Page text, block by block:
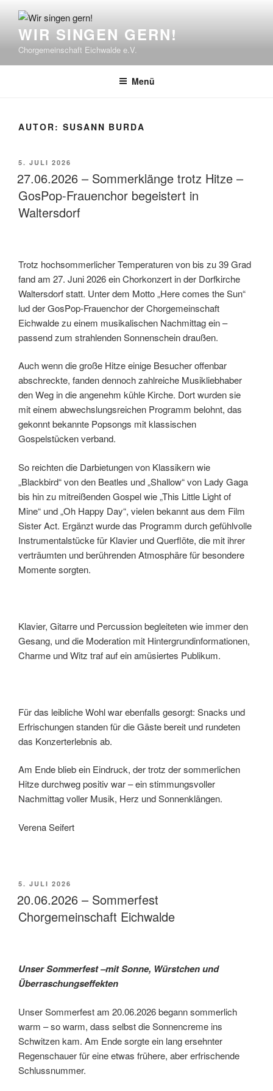
Inhalt
springenWIR SINGEN GERN!
Chorgemeinschaft Eichwalde e.V.
Menü
AUTOR: SUSANN BURDA
VERÖFFENTLICHT
AM
5. JULI 2026
27.06.2026 – Sommerklänge trotz Hitze –
GosPop-Frauenchor begeistert in
Waltersdorf
Trotz hochsommerlicher Temperaturen von bis zu 39 Grad
fand am 27. Juni 2026 ein Chorkonzert in der Dorfkirche
Waltersdorf statt. Unter dem Motto „Here comes the Sun“
lud der GosPop-Frauenchor der Chorgemeinschaft
Eichwalde zu einem musikalischen Nachmittag ein –
passend zum strahlenden Sonnenschein draußen.
Auch wenn die große Hitze einige Besucher offenbar
abschreckte, fanden dennoch zahlreiche Musikliebhaber
den Weg in die angenehm kühle Kirche. Dort wurden sie
mit einem abwechslungsreichen Programm belohnt, das
gekonnt bekannte Popsongs mit klassischen
Gospelstücken verband.
So reichten die Darbietungen von Klassikern wie
„Blackbird“ von den Beatles und „Shallow“ von Lady Gaga
bis hin zu mitreißenden Gospel wie „This Little Light of
Mine“ und „Oh Happy Day“, vielen bekannt aus dem Film
Sister Act. Ergänzt wurde das Programm durch gefühlvolle
Instrumentalstücke für Klavier und Querflöte, die mit ihrer
verträumten und berührenden Atmosphäre für besondere
Momente sorgten.
Klavier, Gitarre und Percussion begleiteten wie immer den
Gesang, und die Moderation mit Hintergrundinformationen,
Charme und Witz traf auf ein amüsiertes Publikum.
Für das leibliche Wohl war ebenfalls gesorgt: Snacks und
Erfrischungen standen für die Gäste bereit und rundeten
das Konzerterlebnis ab.
Am Ende blieb ein Eindruck, der trotz der sommerlichen
Hitze durchweg positiv war – ein stimmungsvoller
Nachmittag voller Musik, Herz und Sonnenklängen.
Verena Seifert
VERÖFFENTLICHT
AM
5. JULI 2026
20.06.2026 – Sommerfest
Chorgemeinschaft Eichwalde
Unser Sommerfest –mit Sonne, Würstchen und
Überraschungseffekten
Unser Sommerfest am 20.06.2026 begann sommerlich
warm – so warm, dass selbst die Sonnencreme ins
Schwitzen kam. Am Ende sorgte ein lang ersehnter
Regenschauer für eine etwas frühere, aber erfrischende
Schlussnummer.